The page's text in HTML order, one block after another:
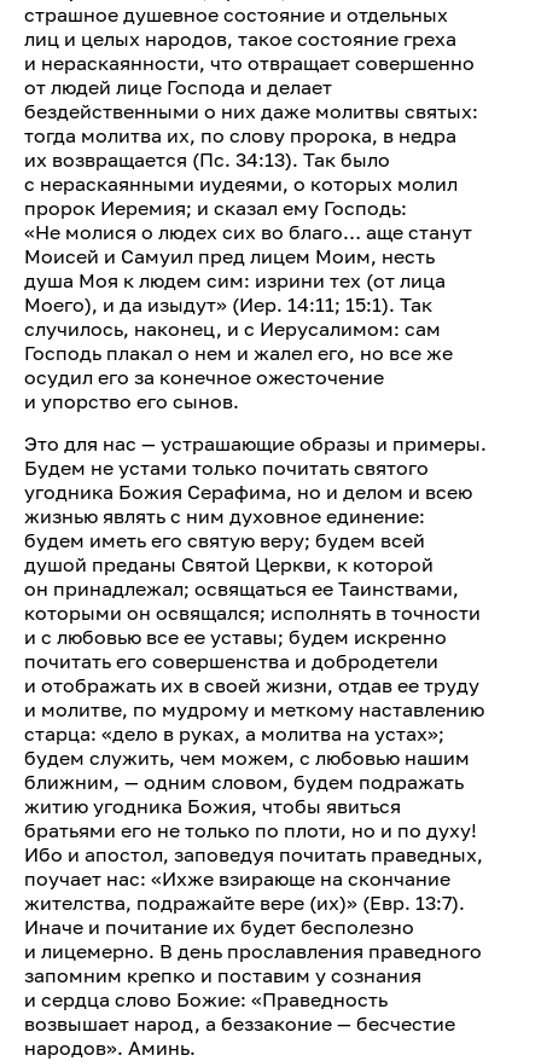
страшное душевное состояние и отдельных
лиц и целых народов, такое состояние греха
и нераскаянности, что отвращает совершенно
от людей лице Господа и делает
бездейственными о них даже молитвы святых:
тогда молитва их, по слову пророка, в недра
их возвращается (Пс. 34:13). Так было
с нераскаянными иудеями, о которых молил
пророк Иеремия; и сказал ему Господь:
«Не молися о людех сих во благо… аще станут
Моисей и Самуил пред лицем Моим, несть
душа Моя к людем сим: изрини тех (от лица
Моего), и да изыдут» (Иер. 14:11; 15:1). Так
случилось, наконец, и с Иерусалимом: сам
Господь плакал о нем и жалел его, но все же
осудил его за конечное ожесточение
и упорство его сынов.
Это для нас — устрашающие образы и примеры.
Будем не устами только почитать святого
угодника Божия Серафима, но и делом и всею
жизнью являть с ним духовное единение:
будем иметь его святую веру; будем всей
душой преданы Святой Церкви, к которой
он принадлежал; освящаться ее Таинствами,
которыми он освящался; исполнять в точности
и с любовью все ее уставы; будем искренно
почитать его совершенства и добродетели
и отображать их в своей жизни, отдав ее труду
и молитве, по мудрому и меткому наставлению
старца: «дело в руках, а молитва на устах»;
будем служить, чем можем, с любовью нашим
ближним, — одним словом, будем подражать
житию угодника Божия, чтобы явиться
братьями его не только по плоти, но и по духу!
Ибо и апостол, заповедуя почитать праведных,
поучает нас: «Ихже взирающе на скончание
жителства, подражайте вере (их)» (Евр. 13:7).
Иначе и почитание их будет бесполезно
и лицемерно. В день прославления праведного
запомним крепко и поставим у сознания
и сердца слово Божие: «Праведность
возвышает народ, а беззаконие — бесчестие
народов». Аминь.